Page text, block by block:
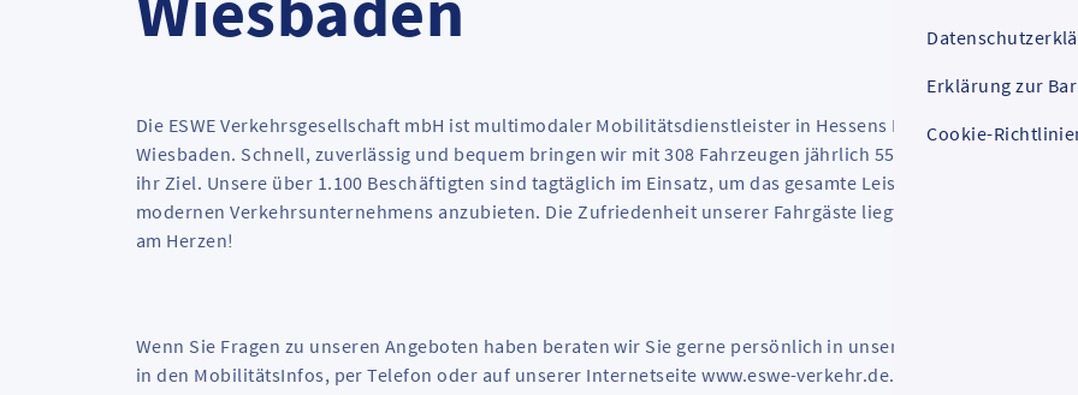
Erklärung zur
Cookie-
Die ESWE Verkehrsgesellschaft mbH ist multimodaler Mobilitätsdienstleister in Hessens Landeshauptstadt
Wiesbaden. Schnell, zuverlässig und bequem bringen wir mit 308 Fahrzeugen jährlich 55 Millionen Fahrgäste
ihr Ziel. Unsere über 1.100 Beschäftigten sind tagtäglich im Einsatz, um das gesamte Leistungsspektrum eines
modernen Verkehrsunternehmens anzubieten. Die Zufriedenheit unserer Fahrgäste liegt uns dabei besonders
am Herzen!
Wenn Sie Fragen zu unseren Angeboten haben beraten wir Sie gerne persönlich in unserer MobilitätsZentrale,
in den MobilitätsInfos, per Telefon oder auf unserer Internetseite www.eswe-verkehr.de.